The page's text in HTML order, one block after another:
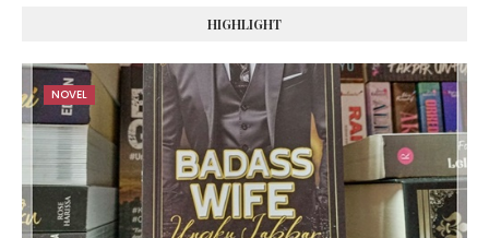
HIGHLIGHT
NOVEL